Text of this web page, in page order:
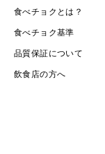
食べチョクとは？
食べチョク基準
品質保証について
飲食店の方へ